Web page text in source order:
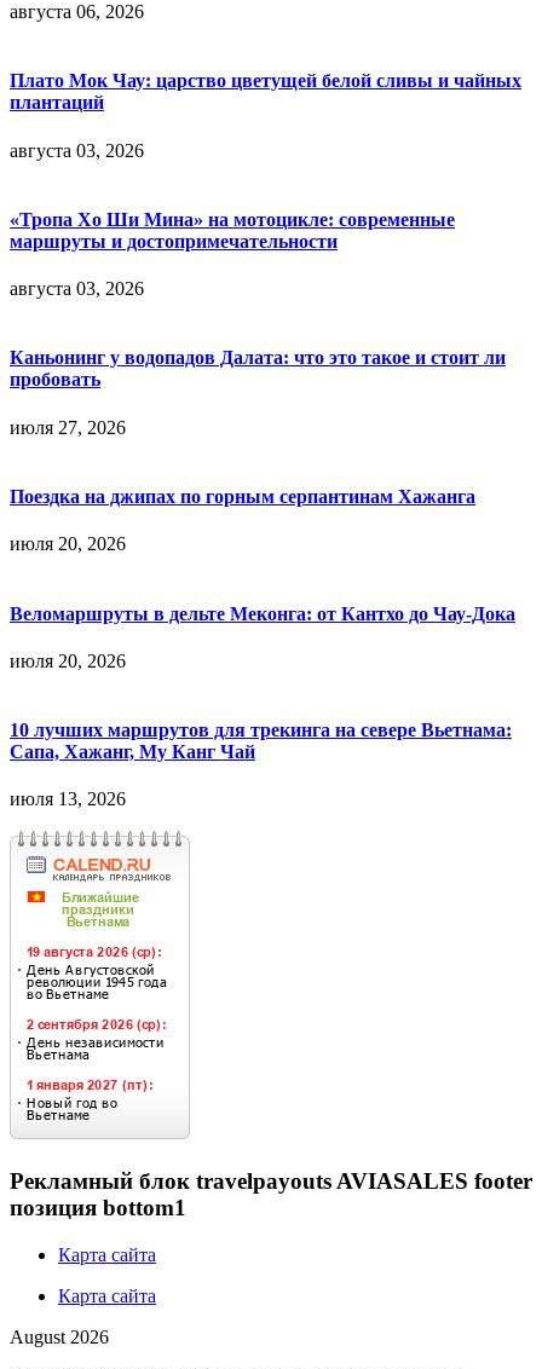
августа 06, 2026
Плато Мок Чау: царство цветущей белой сливы и чайных
плантаций
августа 03, 2026
«Тропа Хо Ши Мина» на мотоцикле: современные
маршруты и достопримечательности
августа 03, 2026
Каньонинг у водопадов Далата: что это такое и стоит ли
пробовать
июля 27, 2026
Поездка на джипах по горным серпантинам Хажанга
июля 20, 2026
Веломаршруты в дельте Меконга: от Кантхо до Чау-Дока
июля 20, 2026
10 лучших маршрутов для трекинга на севере Вьетнама:
Сапа, Хажанг, Му Канг Чай
июля 13, 2026
Рекламный блок travelpayouts AVIASALES footer
позиция bottom1
Карта сайта
Карта сайта
August 2026